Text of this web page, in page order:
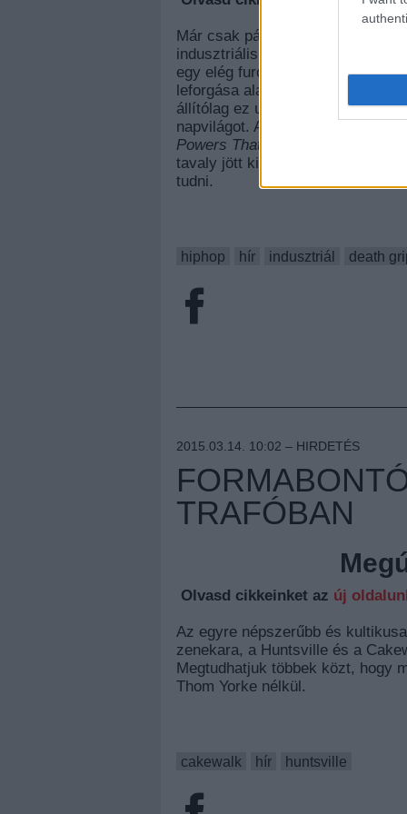
Már csak párat kell aludni, és itt a
indusztriális hiphop trió a
egy elég furcsa klipet az On GP
leforgása alatt feltettek még egy
állítólag ez utóbbi a hivatalos
napvilágot. A hamarosan
Powers That B
című
tavaly jött ki. Elvileg ez a Death
tudni.
hiphop
hír indusztriál death
2015.03.14. 10:02 – HIRDETÉS
TRAFÓBAN
Olvasd cikkeinket az új
Az egyre népszerűbb és
zenekara, a Huntsville és a
Megtudhatjuk többek közt, hogy
Thom Yorke nélkül.
cakewalk
hír huntsville